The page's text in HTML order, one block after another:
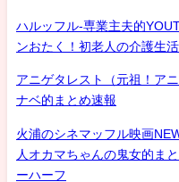
ハルッフル-専業主夫的
ンおたく！初老人の介護生
アニゲタレスト（元祖！ア
ナベ的まとめ速報
火浦のシネマッフル映画
人オカマちゃんの鬼女的ま
ーハーフ